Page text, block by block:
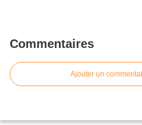
Commentaires
Ajouter un